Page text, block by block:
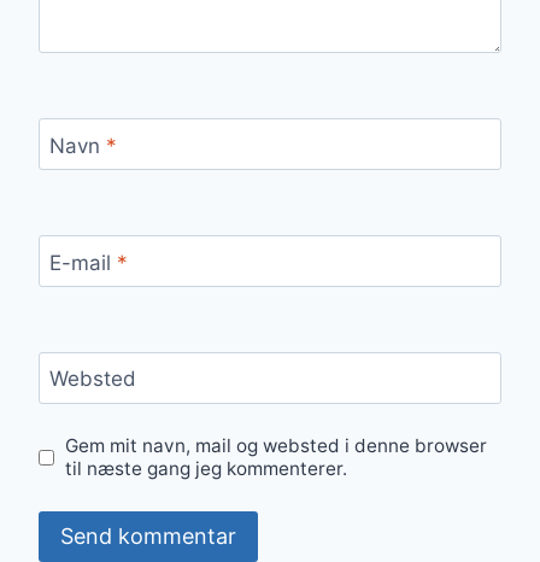
Navn *
E-mail *
Websted
Gem mit navn, mail og websted i denne browser
til næste gang jeg kommenterer.